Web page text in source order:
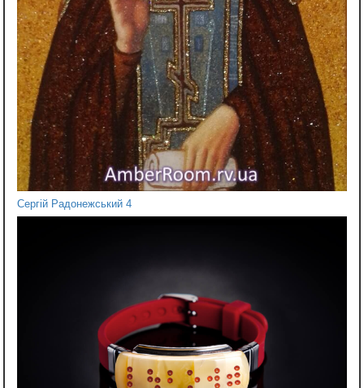
Сергій Радонежський 4